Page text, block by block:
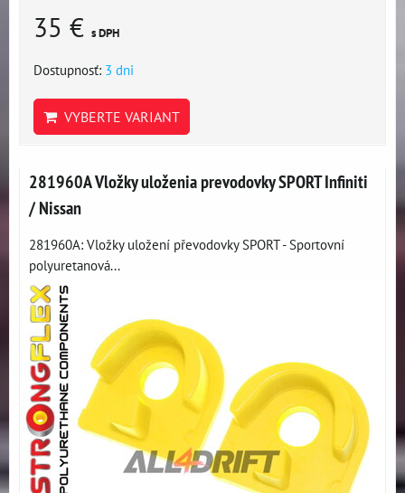
35 € s DPH
Dostupnosť: 3 dni
VYBERTE VARIANT
281960A Vložky uloženia prevodovky SPORT Infiniti
/ Nissan
281960A: Vložky uložení převodovky SPORT - Sportovní
polyuretanová...